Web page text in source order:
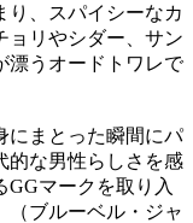
り、スパイシーなカ
ョリやシダー、サン
漂うオードトワレで
にまとった瞬間にパ
的な男性らしさを感
GGマークを取り入
（ブルーベル・ジャ